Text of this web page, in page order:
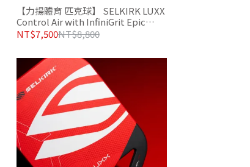
【力揚體育 匹克球】 SELKIRK LUXX
Control Air with InfiniGrit Epic
INVIKTA 匹克球拍 SUMMIT 巔峰配
NT$7,500NT$8,800